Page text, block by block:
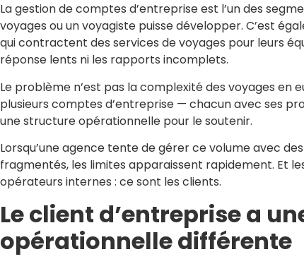
La gestion de comptes d’entreprise est l’un des
voyages ou un voyagiste puisse développer. C’est
qui contractent des services de voyages pour leurs
réponse lents ni les rapports incomplets.
Le problème n’est pas la complexité des voyages en
plusieurs comptes d’entreprise — chacun avec ses
une structure opérationnelle pour le soutenir.
Lorsqu’une agence tente de gérer ce volume avec
fragmentés, les limites apparaissent rapidement. Et
opérateurs internes : ce sont les clients.
Le client d’entreprise a
opérationnelle différente